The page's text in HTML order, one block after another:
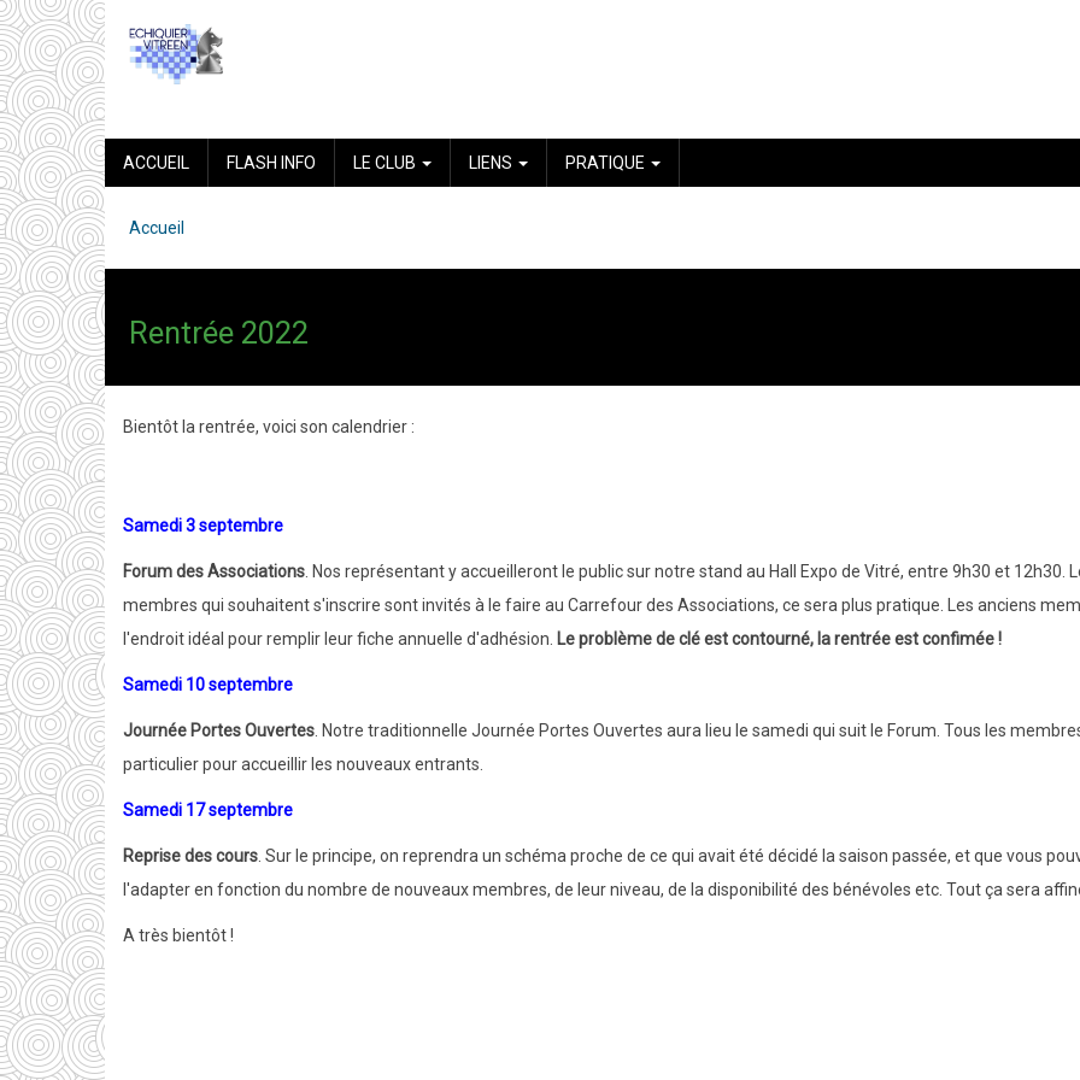
Aller
au
contenu
principal
NAVIGATION
PRINCIPALE
ACCUEIL FLASH INFO LE CLUB LIENS PRATIQUE
d'Ariane
Accueil
Rentrée 2022
Bientôt la rentrée, voici son calendrier :
Samedi 3 septembre
Forum des Associations . Nos représentant y accueilleront le public sur notre stand au Hall Expo de Vitré, entre 9h30 et 12h30.
membres qui souhaitent s'inscrire sont invités à le faire au Carrefour des Associations, ce sera plus pratique. Les anciens
l'endroit idéal pour remplir leur fiche annuelle d'adhésion. Le problème de clé est contourné, la rentrée est confimée !
Samedi 10 septembre
Journée Portes Ouvertes . Notre traditionnelle Journée Portes Ouvertes aura lieu le samedi qui suit le Forum. Tous les
particulier pour accueillir les nouveaux entrants.
Samedi 17 septembre
Reprise des cours . Sur le principe, on reprendra un schéma proche de ce qui avait été décidé la saison passée, et que vous
l'adapter en fonction du nombre de nouveaux membres, de leur niveau, de la disponibilité des bénévoles etc. Tout ça sera
A très bientôt !